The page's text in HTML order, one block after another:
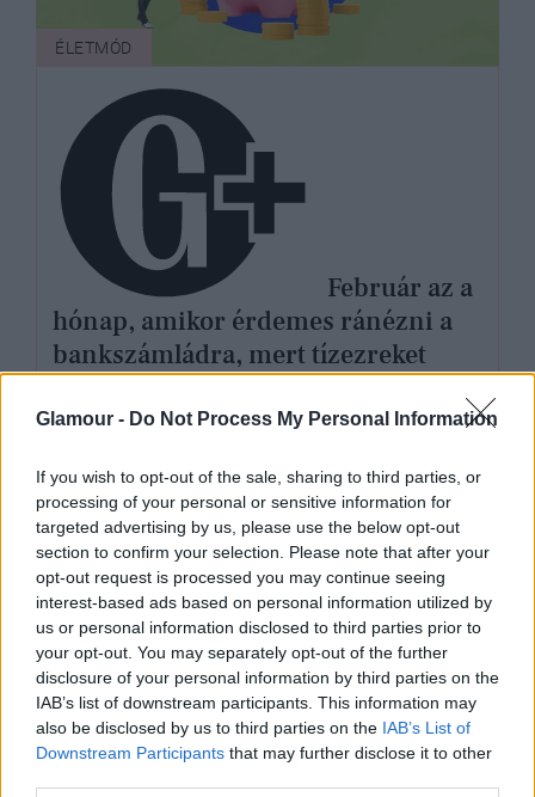
Glamour - Do Not Process My Personal Information
If you wish to opt-out of the sale, sharing to third parties, or
processing of your personal or sensitive information for
targeted advertising by us, please use the below opt-out
section to confirm your selection. Please note that after your
opt-out request is processed you may continue seeing
interest-based ads based on personal information utilized by
us or personal information disclosed to third parties prior to
your opt-out. You may separately opt-out of the further
disclosure of your personal information by third parties on the
IAB’s list of downstream participants. This information may
also be disclosed by us to third parties on the IAB’s List of
Downstream Participants that may further disclose it to other
ÉLETMÓD
Február az a
hónap, amikor érdemes ránézni a
bankszámládra, mert tízezreket
GLAMOUR POWER